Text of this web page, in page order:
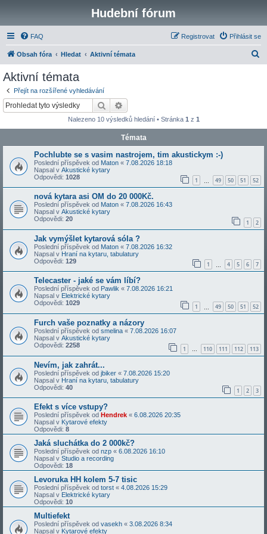
Hudební fórum
FAQ Přihlásit se
Registrovat
Obsah fóra Hledat Aktivní témata
Aktivní témata
Přejít na rozšířené vyhledávání
Hledat
Nalezeno 10 výsledků hledání • Stránka 1 z 1
Témata
Pochlubte se s vasim nastrojem, tim akustickym :-)
Poslední příspěvek od Maton « 7.08.2026 18:18
Napsal v Akustické kytary
Odpovědi: 1028 1 49 50 51 52
nová kytara asi OM do 20 000Kč.
Poslední příspěvek od Maton « 7.08.2026 16:43
Napsal v Akustické kytary
Odpovědi: 20 1 2
Jak vymýšlet kytarová sóla ?
Poslední příspěvek od Maton « 7.08.2026 16:32
Napsal v Hraní na kytaru, tabulatury
Odpovědi: 129 1 4 5 6 7
Telecaster - jaké se vám líbí?
Poslední příspěvek od Pawlik « 7.08.2026 16:21
Napsal v Elektrické kytary
Odpovědi: 1029 1 49 50 51 52
Furch vaše poznatky a názory
Poslední příspěvek od smelina « 7.08.2026 16:07
Napsal v Akustické kytary
Odpovědi: 2258 1 … 110 111 112 113
Nevím, jak zahrát...
Poslední příspěvek od jbiker « 7.08.2026 15:20
Napsal v Hraní na kytaru, tabulatury
Odpovědi: 40 1 2 3
Efekt s více vstupy?
Poslední příspěvek od Hendrek « 6.08.2026 20:35
Napsal v Kytarové efekty
Odpovědi: 8
Jaká sluchátka do 2 000kč?
Poslední příspěvek od nzp « 6.08.2026 16:10
Napsal v Studio a recording
Odpovědi: 18
Levoruka HH kolem 5-7 tisic
Poslední příspěvek od torst « 4.08.2026 15:29
Napsal v Elektrické kytary
Odpovědi: 10
Multiefekt
Poslední příspěvek od vasekh « 3.08.2026 8:34
Napsal v Kytarové efekty